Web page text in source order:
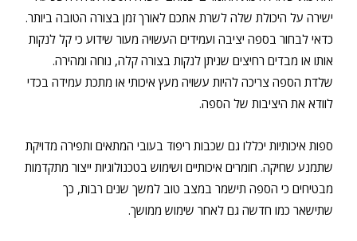
ישירה על היכולת שלה לשרת אתכם לאורך זמן בצורה הטובה ביותר.
כדאי לבחור בספה יציבה ועמידים העשויה מעור שידוע כי קל לנקות
אותו או מבדים רחיצים שניתן לנקות בצורה קלה, נוחה ומהירה.
שלדת הספה צריכה להיות עשויה מעץ איכותי או מתכת עמידה בכדי
לוודא את היציבות של הספה.
ספות איכותיות יכללו גם שכבות ריפוד בעובי המתאים ותפירה מדויקת
שתמנע שחיקה. חומרים איכותיים ושימוש בטכנולוגיות ייצור מתקדמות
מבטיחים כי הספה תישמר במצב טוב למשך שנים רבות, כך
שתישאר כמו חדשה גם לאחר שימוש ממושך.